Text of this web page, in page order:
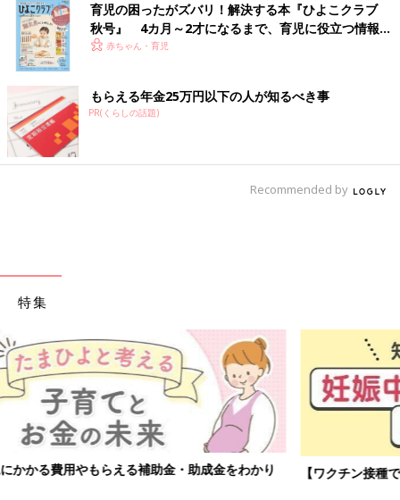
育児の困ったがズバリ！解決する本『ひよこクラブ
秋号』 4カ月～2才になるまで、育児に役立つ情報が
いっぱい！
赤ちゃん・育児
もらえる年金25万円以下の人が知るべき事
PR(くらしの話題)
Recommended by
特集
【ワクチン接種できるものも】妊婦の感染症対策、知っておいて！